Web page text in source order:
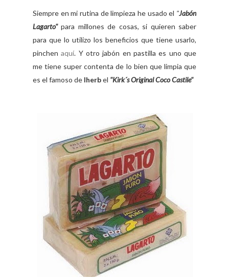
Siempre en mi rutina de limpieza he usado el "Jabón
Lagarto"para millones de cosas, si quieren saber
para que lo utilizo los beneficios que tiene usarlo,
pinchenaquí. Y otro jabón en pastilla es uno que
me tiene super contenta de lo bien que limpia que
es el famoso de Iherbel "Kirk´s Original CocoCastile"